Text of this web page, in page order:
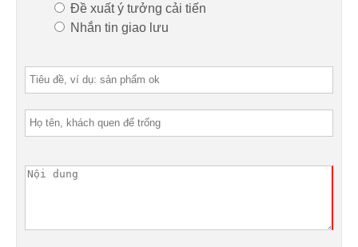
Đề xuất ý tưởng cải tiến
Nhắn tin giao lưu